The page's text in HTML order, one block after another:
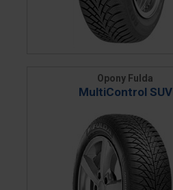
Opony Fulda
MultiControl SUV